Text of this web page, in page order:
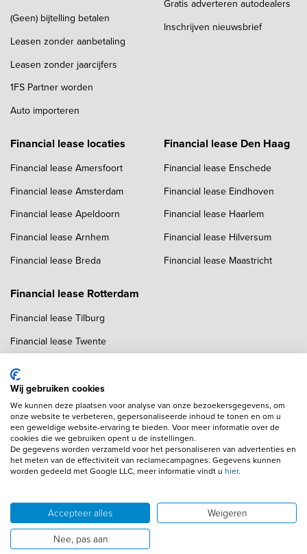
(Geen) bijtelling betalen
Leasen zonder aanbetaling
Leasen zonder jaarcijfers
1FS Partner worden
Auto importeren
Gratis adverteren autodealers
Inschrijven nieuwsbrief
Financial lease locaties
Financial lease Amersfoort
Financial lease Amsterdam
Financial lease Apeldoorn
Financial lease Arnhem
Financial lease Breda
Financial lease Den Haag
Financial lease Enschede
Financial lease Eindhoven
Financial lease Haarlem
Financial lease Hilversum
Financial lease Maastricht
Financial lease Rotterdam
Financial lease Tilburg
Financial lease Twente
Financial lease Zwolle
Copyright navigation
Adverteren
Autobedrijven
Wij gebruiken AI voor afbeeldingen en teksten
Disclaimer
© 2026 Financial Lease ZZP
Powered by 1FS.nl
Wij gebruiken cookies
We kunnen deze plaatsen voor analyse van onze bezoekersgegevens, om
onze website te verbeteren, gepersonaliseerde inhoud te tonen en om u
een geweldige website-ervaring te bieden. Voor meer informatie over de
cookies die we gebruiken opent u de instellingen.
De gegevens worden verzameld voor het personaliseren van advertenties en
het meten van de effectiviteit van reclamecampagnes. Gegevens kunnen
worden gedeeld met Google LLC, meer informatie vindt u hier.
Accepteer alles
Weigeren
Nee, pas aan